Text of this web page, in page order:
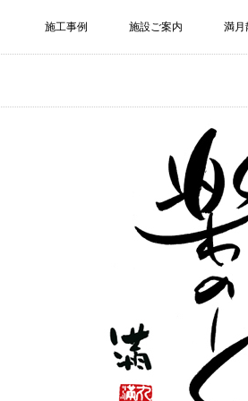
施工事例 施設ご案内 満月